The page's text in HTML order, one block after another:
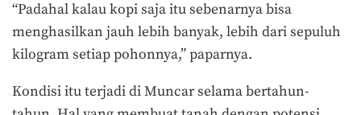
“Padahal kalau kopi saja itu sebenarnya bisa
menghasilkan jauh lebih banyak, lebih dari sepuluh
kilogram setiap pohonnya,” paparnya.
Kondisi itu terjadi di Muncar selama bertahun-